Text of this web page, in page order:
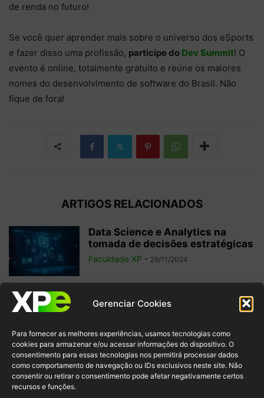
Gerenciar Cookies
Para fornecer as melhores experiências, usamos tecnologias como
cookies para armazenar e/ou acessar informações do dispositivo. O
consentimento para essas tecnologias nos permitirá processar dados
como comportamento de navegação ou IDs exclusivos neste site. Não
consentir ou retirar o consentimento pode afetar negativamente certos
recursos e funções.
de renda no futuro!
Se você quer aprender mais sobre o universo dos eSports
e fazer disso uma profissão, participe do Dev Summit! O
evento é online, totalmente gratuito e reúne os maiores
nomes do desenvolvimento de software do Brasil. Não
fique de fora!
ARTIGOS RELACIONADOS
Data Science e Analytics na
tomada de decisões estratégicas
Faculdade XP - 29/11/2024
6 filmes sobre tecnologia para
potencializar seu aprendizado
Faculdade XP - 22/11/2024
Data Fabric: o que é e por que faz
parte da...